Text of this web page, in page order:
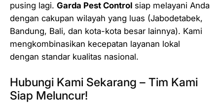
pusing lagi. Garda Pest Control siap melayani Anda
dengan cakupan wilayah yang luas (Jabodetabek,
Bandung, Bali, dan kota-kota besar lainnya). Kami
mengkombinasikan kecepatan layanan lokal
dengan standar kualitas nasional.
Hubungi Kami Sekarang – Tim Kami
Siap Meluncur!